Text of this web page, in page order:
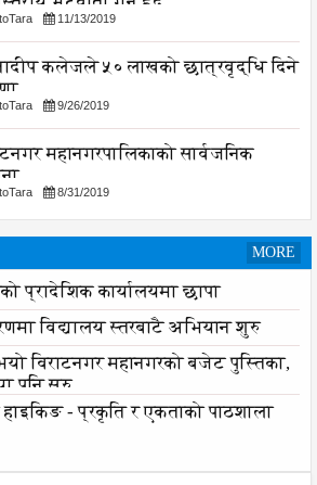
11/13/2019
कलेजले ५० लाखको छात्रवृद्धि दिने
9/26/2019
महानगरपालिकाको सार्वजनिक
8/31/2019
MORE
प्रादेशिक कार्यालयमा छापा
विद्यालय स्तरबाटै अभियान शुरु
विराटनगर महानगरको बजेट पुस्तिका,
पनि सुरु
हाइकिङ - प्रकृति र एकताको पाठशाला